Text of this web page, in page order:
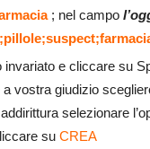
; nel campo
invariato e cliccare su
a vostra giudizio
selezionare
su CREA